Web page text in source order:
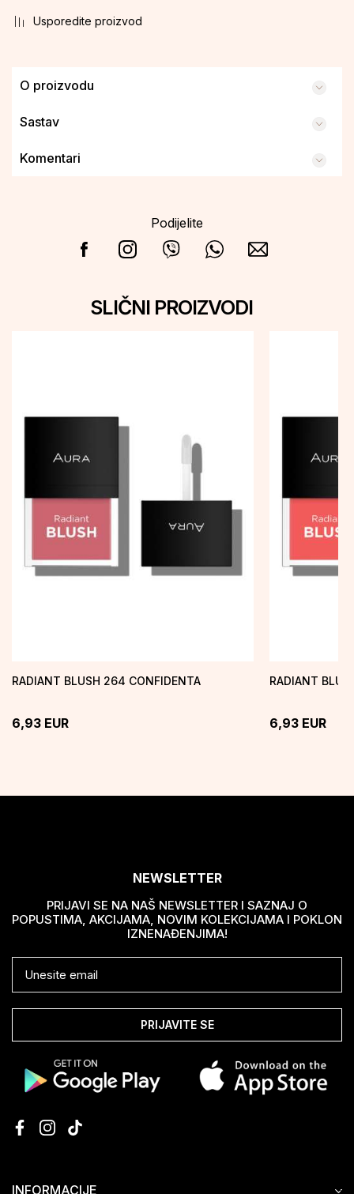
Usporedite proizvod
O proizvodu
Sastav
Komentari
Podijelite
SLIČNI PROIZVODI
RADIANT BLUSH 264 CONFIDENTA
6,93 EUR
RADIANT
6,93 EUR
INFORMACIJE
NEWSLETTER
PRIJAVI SE NA NAŠ NEWSLETTER I SAZNAJ O
POPUSTIMA, AKCIJAMA, NOVIM KOLEKCIJAMA I POKLON
IZNENAĐENJIMA!
PRIJAVITE SE